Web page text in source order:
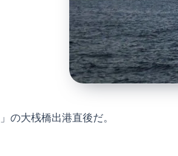
の大桟橋出港直後だ。